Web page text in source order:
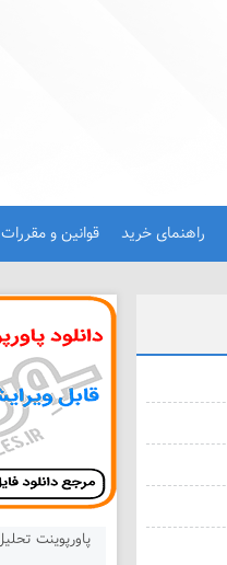
راهنمای خرید قوانین و مقررات
پاورپوینت